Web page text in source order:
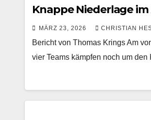
Knappe Niederlage
MÄRZ 23, 2026 CHRISTIAN
Bericht von Thomas Krings Am
vier Teams kämpfen noch um